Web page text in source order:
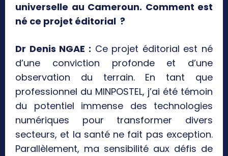
universelle au Cameroun. Comment est
né ce projet éditorial ?
Dr Denis NGAE : Ce projet éditorial est né
d’une conviction profonde et d’une
observation du terrain. En tant que
professionnel du MINPOSTEL, j’ai été témoin
du potentiel immense des technologies
numériques pour transformer divers
secteurs, et la santé ne fait pas exception.
Parallèlement, ma sensibilité aux défis de